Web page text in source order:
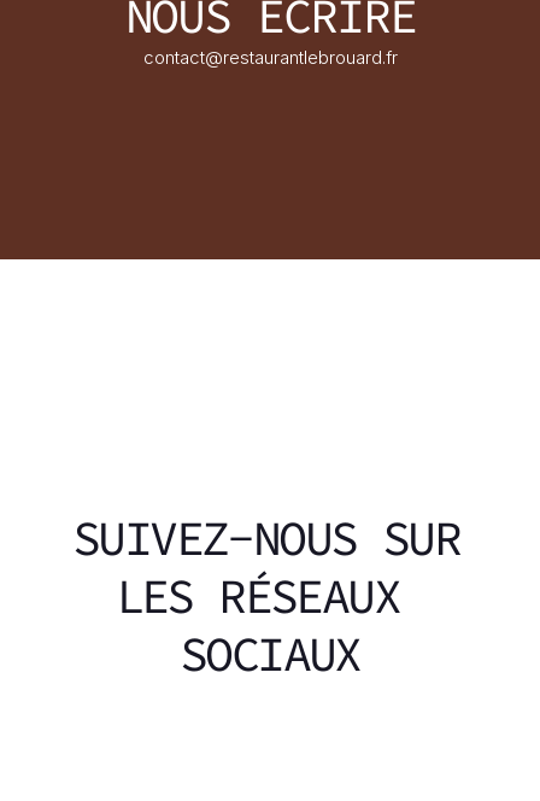
NOUS ÉCRIRE
contact@restaurantlebrouard.fr
SUIVEZ-NOUS SUR
LES RÉSEAUX
SOCIAUX